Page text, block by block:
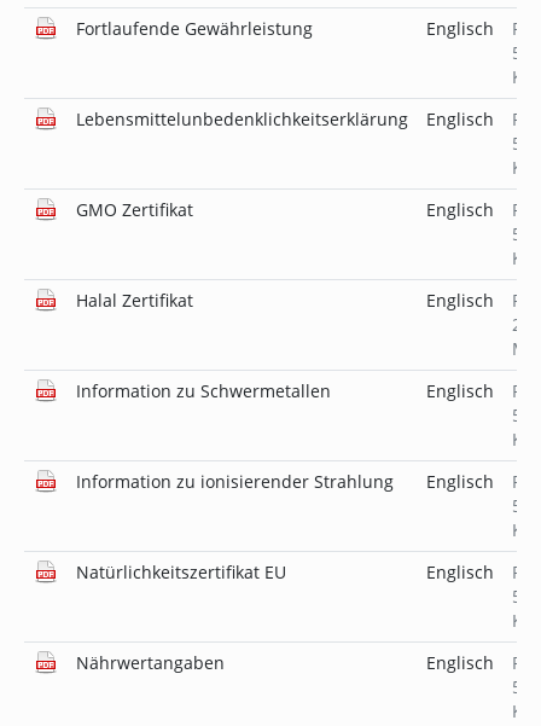
Fortlaufende Gewährleistung
Englisch
PDF
KB
Lebensmittelunbedenklichkeitserklärung
Englisch
PDF
KB
GMO Zertifikat
Englisch
PDF
KB
Halal Zertifikat
Englisch
PDF
MB
Information zu Schwermetallen
Englisch
PDF
KB
Information zu ionisierender Strahlung
Englisch
PDF
KB
Natürlichkeitszertifikat EU
Englisch
PDF
KB
Nährwertangaben
Englisch
PDF
KB